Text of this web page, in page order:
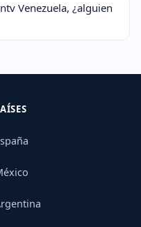
Venezuela, ¿alguien